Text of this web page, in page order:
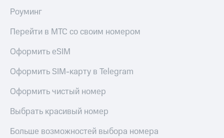
Роуминг
Перейти в МТС со своим номером
Оформить eSIM
Оформить SIM-карту в Telegram
Оформить чистый номер
Выбрать красивый номер
Больше возможностей выбора номера